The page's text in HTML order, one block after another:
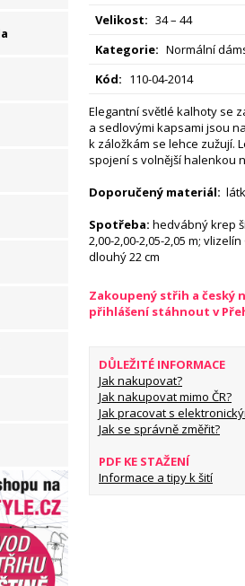
Velikost: 34 – 44
Kategorie: Normální
Kód: 110-04-2014
Elegantní světlé kalhoty se
a sedlovými kapsami jsou
k záložkám se lehce zužují.
spojení s volnější halenkou
Doporučený materiál:
Spotřeba: hedvábný krep
2,00-2,00-2,05-2,05 m;
dlouhý 22 cm
Zakoupený střih a český
přihlášení stáhnout v
DŮLEŽITÉ INFORMACE
Jak nakupovat?
Jak nakupovat mimo ČR?
Jak pracovat s
Jak se správně změřit?
PDF KE STAŽENÍ
Informace a tipy k šití